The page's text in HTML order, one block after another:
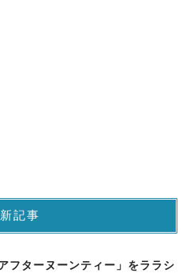
記事
フターヌーンティー」をララシ